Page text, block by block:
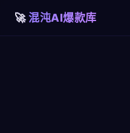
混沌AI爆款库